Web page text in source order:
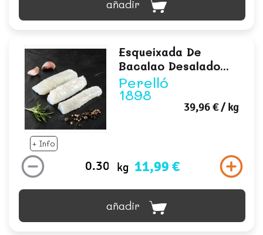
añadir
+ Info
Esqueixada De
Bacalao Desalado...
Perelló
1898
39,96 €/ kg
kg 11,99 €
añadir